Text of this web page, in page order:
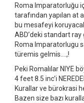
Roma Imparatorluğu
tarafından yapılan at
bu mesafeyi
ABD’deki standart
Roma Imparatorlugu
türemis gelmis….,!
Peki Romalılar NIYE
4 feet 8.5 inc’i
Kurallar ve bürokrasi
Bazen size bazı